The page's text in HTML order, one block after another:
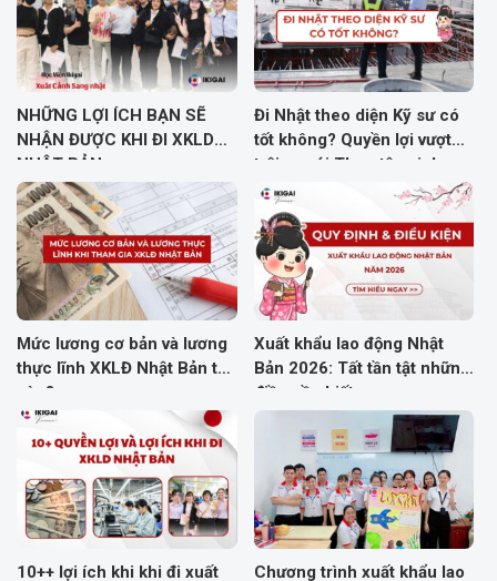
NHỮNG LỢI ÍCH BẠN SẼ
NHẬN ĐƯỢC KHI ĐI XKLD
NHẬT BẢN
Đi Nhật theo diện Kỹ sư có
tốt không? Quyền lợi vượt
trội so với Thực tập sinh
Mức lương cơ bản và lương
thực lĩnh XKLĐ Nhật Bản thế
nào?
Xuất khẩu lao động Nhật
Bản 2026: Tất tần tật những
điều cần biết
10++ lợi ích khi khi đi xuất
Chương trình xuất khẩu lao